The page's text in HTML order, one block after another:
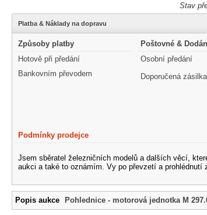
Stav
Platba & Náklady na dopravu
Způsoby platby
Hotově při předání
Bankovním převodem
Poštovné &
Osobní předání
Doporučená zásilka
Podmínky prodejce
Jsem sběratel železničních modelů a dalších věcí,
aukci a také to oznámím. Vy po převzetí a prohlédnutí
Popis aukce Pohlednice - motorová jednotka M